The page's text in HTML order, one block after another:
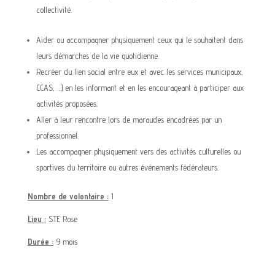
collectivité.
Aider ou accompagner physiquement ceux qui le souhaitent dans
leurs démarches de la vie quotidienne.
Recréer du lien social entre eux et avec les services municipaux,
CCAS, …) en les informant et en les encourageant à participer aux
activités proposées.
Aller à leur rencontre lors de maraudes encadrées par un
professionnel.
Les accompagner physiquement vers des activités culturelles ou
sportives du territoire ou autres événements fédérateurs.
Nombre de volontaire :1
Lieu :STE Rose
Durée :9 mois